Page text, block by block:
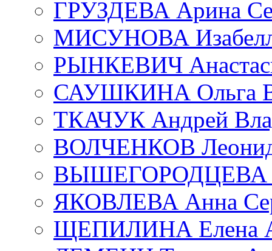
ГРУЗДЕВА Арина
МИСУНОВА
РЫНКЕВИЧ
САУШКИНА Ольга
ТКАЧУК Андрей
ВОЛЧЕНКОВ Леонид
ВЫШЕГОРОДЦЕВА
ЯКОВЛЕВА Анна
ЩЕПИЛИНА Елена